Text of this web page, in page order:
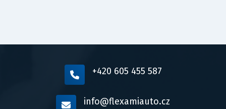
+420 605 455 587
info@flexamiauto.cz